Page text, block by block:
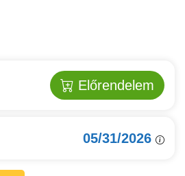
Előrendelem
05/31/2026